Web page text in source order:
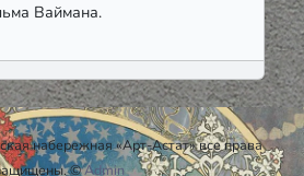
Ваймана.
набережная «Арт-Астат» все права
©Admin